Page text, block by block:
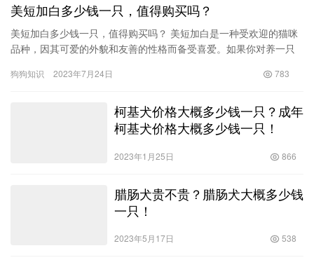
美短加白多少钱一只，值得购买吗？
美短加白多少钱一只，值得购买吗？ 美短加白是一种受欢迎的猫咪
品种，因其可爱的外貌和友善的性格而备受喜爱。如果你对养一只
多少…
狗狗知识 2023年7月24日 783
柯基犬价格大概多少钱一只？成年
柯基犬价格大概多少钱一只！
2023年1月25日 866
腊肠犬贵不贵？腊肠犬大概多少钱
一只！
2023年5月17日 538